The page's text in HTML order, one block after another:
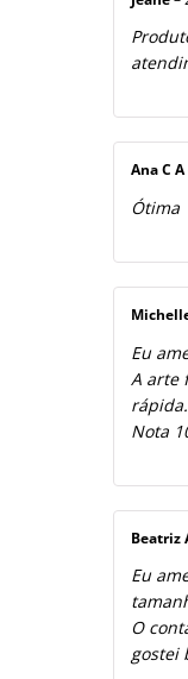
Ana C A
Ótima
Eu
A arte
rápida.
Nota
Beatriz
Eu
O
gostei